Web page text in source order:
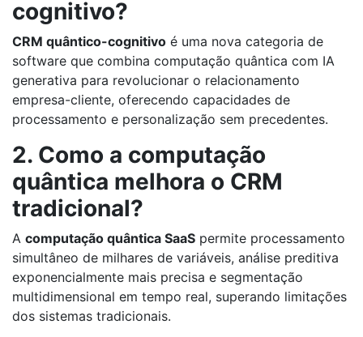
cognitivo?
CRM quântico-cognitivo é uma nova categoria de
software que combina computação quântica com IA
generativa para revolucionar o relacionamento
empresa-cliente, oferecendo capacidades de
processamento e personalização sem precedentes.
2. Como a computação
quântica melhora o CRM
tradicional?
A computação quântica SaaS permite processamento
simultâneo de milhares de variáveis, análise preditiva
exponencialmente mais precisa e segmentação
multidimensional em tempo real, superando limitações
dos sistemas tradicionais.